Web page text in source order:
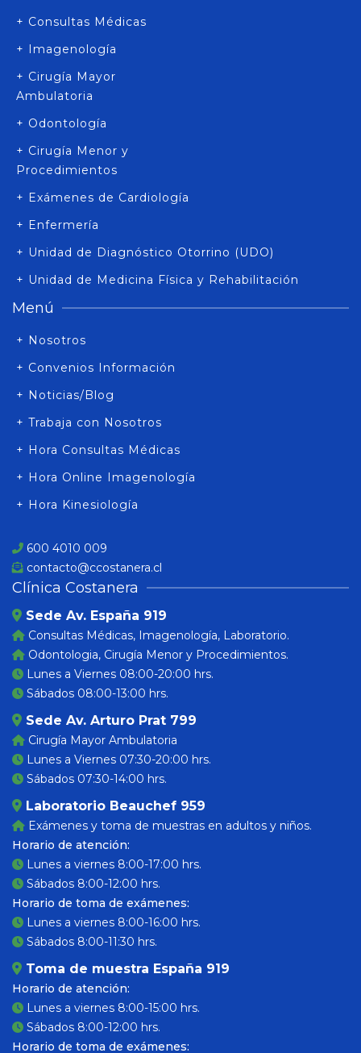
+ Consultas Médicas
+ Imagenología
+ Cirugía Mayor
Ambulatoria
+ Odontología
+ Cirugía Menor y
Procedimientos
+ Exámenes de Cardiología
+ Enfermería
+ Unidad de Diagnóstico Otorrino (UDO)
+ Unidad de Medicina Física y Rehabilitación
Menú
+ Nosotros
+ Convenios Información
+ Noticias/Blog
+ Trabaja con Nosotros
+ Hora Consultas Médicas
+ Hora Online Imagenología
+ Hora Kinesiología
600 4010 009
contacto@ccostanera.cl
Clínica Costanera
Sede Av. España 919
Consultas Médicas, Imagenología, Laboratorio.
Odontologia, Cirugía Menor y Procedimientos.
Lunes a Viernes 08:00-20:00 hrs.
Sábados 08:00-13:00 hrs.
Sede Av. Arturo Prat 799
Cirugía Mayor Ambulatoria
Lunes a Viernes 07:30-20:00 hrs.
Sábados 07:30-14:00 hrs.
Laboratorio Beauchef 959
Exámenes y toma de muestras en adultos y niños.
Horario de atención:
Lunes a viernes 8:00-17:00 hrs.
Sábados 8:00-12:00 hrs.
Horario de toma de exámenes:
Lunes a viernes 8:00-16:00 hrs.
Sábados 8:00-11:30 hrs.
Toma de muestra España 919
Horario de atención:
Lunes a viernes 8:00-15:00 hrs.
Sábados 8:00-12:00 hrs.
Horario de toma de exámenes: